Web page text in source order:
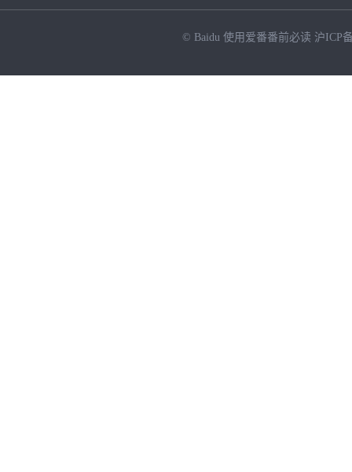
© Baidu 使用爱番番前必读 沪ICP